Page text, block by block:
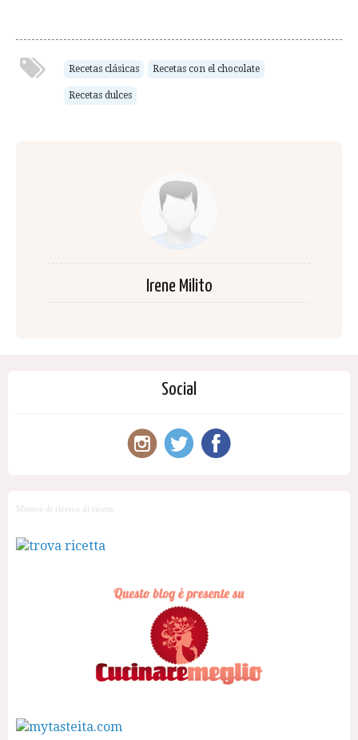
Recetas clásicas Recetas con el chocolate
Recetas dulces
Irene Milito
Social
Motore di ricerca di ricette